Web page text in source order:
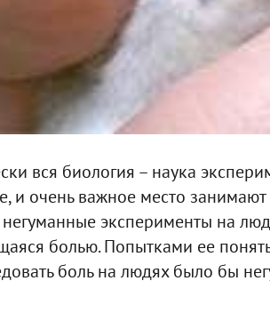
вся биология – наука
и очень важное место
эксперименты на
болью. Попытками ее
боль на людях было бы